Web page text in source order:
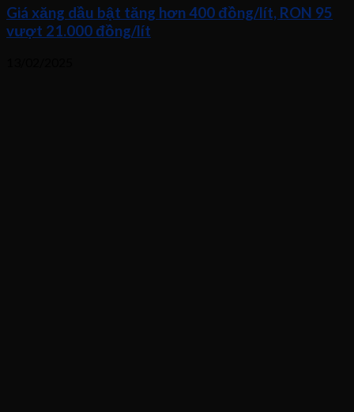
Giá xăng dầu bật tăng hơn 400 đồng/lít, RON 95
vượt 21.000 đồng/lít